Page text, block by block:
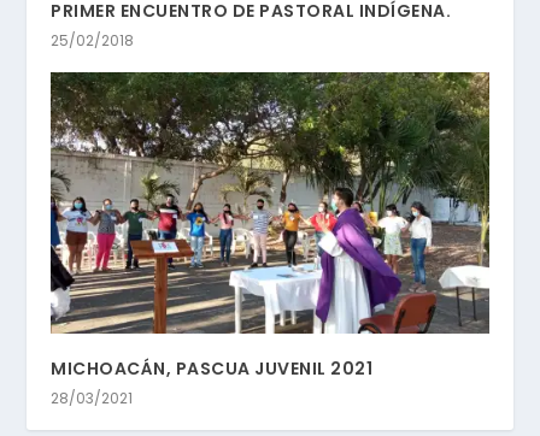
PRIMER ENCUENTRO DE PASTORAL INDÍGENA.
25/02/2018
MICHOACÁN, PASCUA JUVENIL 2021
28/03/2021